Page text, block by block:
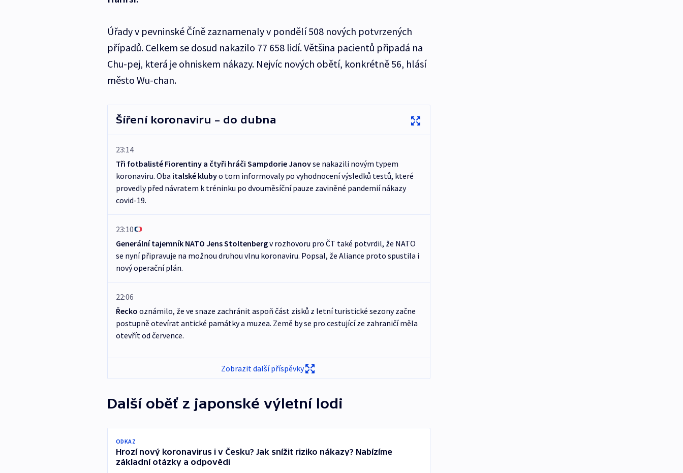
Úřady v pevninské Číně zaznamenaly v pondělí 508 nových potvrzených
případů. Celkem se dosud nakazilo 77 658 lidí. Většina pacientů připadá na
Chu-pej, která je ohniskem nákazy. Nejvíc nových obětí, konkrétně 56, hlásí
město Wu-chan.
Šíření koronaviru – do dubna
23:14
Tři fotbalisté Fiorentiny a čtyři hráči Sampdorie Janovse nakazili novým typem
koronaviru. Oba italské klubyo tom informovaly po vyhodnocení výsledků testů, které
provedly před návratem k tréninku po dvouměsíční pauze zaviněné pandemií nákazy
covid-19.
23:10
Generální tajemník NATO Jens Stoltenbergv rozhovoru pro ČT také potvrdil, že NATO
se nyní připravuje na možnou druhou vlnu koronaviru. Popsal, že Aliance proto spustila i
nový operační plán.
22:06
Řecko oznámilo, že ve snaze zachránit aspoň část zisků z letní turistické sezony začne
postupně otevírat antické památky a muzea. Země by se pro cestující ze zahraničí měla
otevřít od července.
Zobrazit další příspěvky
Další oběť z japonské výletní lodi
ODKAZ
Hrozí nový koronavirus i v Česku? Jak snížit riziko nákazy? Nabízíme
základní otázky a odpovědi